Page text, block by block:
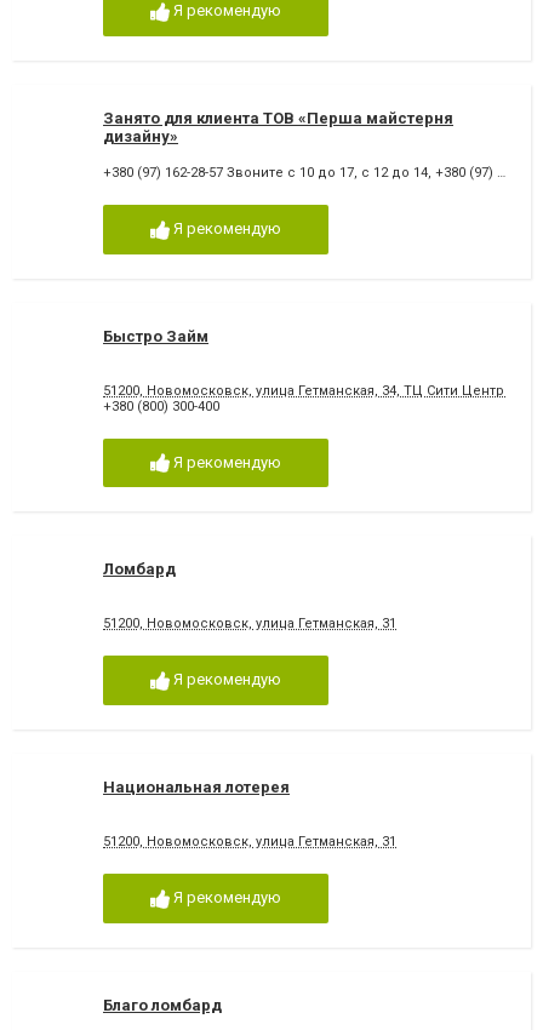
Я рекомендую
Занято для клиента ТОВ «Перша майстерня
дизайну»
+380 (97) 162-28-57 Звоните с 10 до 17, с 12 до 14, +380 (97) 162-28-57
Я рекомендую
Быстро Займ
51200, Новомосковск, улица Гетманская, 34, ТЦ Сити Центр 1-й
+380 (800) 300-400
Я рекомендую
Ломбард
51200, Новомосковск, улица Гетманская, 31
Я рекомендую
Национальная лотерея
51200, Новомосковск, улица Гетманская, 31
Я рекомендую
Благо ломбард